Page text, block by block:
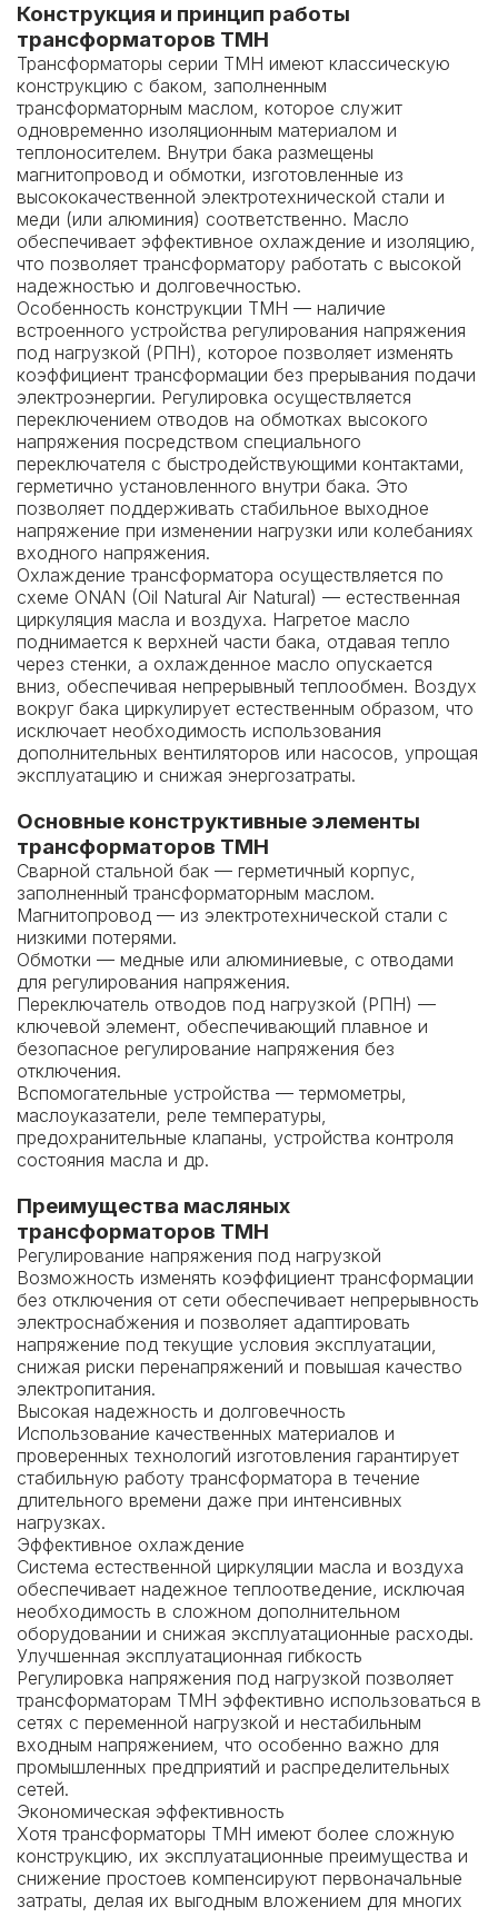
Конструкция и принцип работы
трансформаторов ТМН
Трансформаторы серии ТМН имеют классическую
конструкцию с баком, заполненным
трансформаторным маслом, которое служит
одновременно изоляционным материалом и
теплоносителем. Внутри бака размещены
магнитопровод и обмотки, изготовленные из
высококачественной электротехнической стали и
меди (или алюминия) соответственно. Масло
обеспечивает эффективное охлаждение и изоляцию,
что позволяет трансформатору работать с высокой
надежностью и долговечностью.
Особенность конструкции ТМН — наличие
встроенного устройства регулирования напряжения
под нагрузкой (РПН), которое позволяет изменять
коэффициент трансформации без прерывания подачи
электроэнергии. Регулировка осуществляется
переключением отводов на обмотках высокого
напряжения посредством специального
переключателя с быстродействующими контактами,
герметично установленного внутри бака. Это
позволяет поддерживать стабильное выходное
напряжение при изменении нагрузки или колебаниях
входного напряжения.
Охлаждение трансформатора осуществляется по
схеме ONAN (Oil Natural Air Natural) — естественная
циркуляция масла и воздуха. Нагретое масло
поднимается к верхней части бака, отдавая тепло
через стенки, а охлажденное масло опускается
вниз, обеспечивая непрерывный теплообмен. Воздух
вокруг бака циркулирует естественным образом, что
исключает необходимость использования
дополнительных вентиляторов или насосов, упрощая
эксплуатацию и снижая энергозатраты.
Основные конструктивные элементы
трансформаторов ТМН
Сварной стальной бак — герметичный корпус,
заполненный трансформаторным маслом.
Магнитопровод — из электротехнической стали с
низкими потерями.
Обмотки — медные или алюминиевые, с отводами
для регулирования напряжения.
Переключатель отводов под нагрузкой (РПН) —
ключевой элемент, обеспечивающий плавное и
безопасное регулирование напряжения без
отключения.
Вспомогательные устройства — термометры,
маслоуказатели, реле температуры,
предохранительные клапаны, устройства контроля
состояния масла и др.
Преимущества масляных
трансформаторов ТМН
Регулирование напряжения под нагрузкой
Возможность изменять коэффициент трансформации
без отключения от сети обеспечивает непрерывность
электроснабжения и позволяет адаптировать
напряжение под текущие условия эксплуатации,
снижая риски перенапряжений и повышая качество
электропитания.
Высокая надежность и долговечность
Использование качественных материалов и
проверенных технологий изготовления гарантирует
стабильную работу трансформатора в течение
длительного времени даже при интенсивных
нагрузках.
Эффективное охлаждение
Система естественной циркуляции масла и воздуха
обеспечивает надежное теплоотведение, исключая
необходимость в сложном дополнительном
оборудовании и снижая эксплуатационные расходы.
Улучшенная эксплуатационная гибкость
Регулировка напряжения под нагрузкой позволяет
трансформаторам ТМН эффективно использоваться в
сетях с переменной нагрузкой и нестабильным
входным напряжением, что особенно важно для
промышленных предприятий и распределительных
сетей.
Экономическая эффективность
Хотя трансформаторы ТМН имеют более сложную
конструкцию, их эксплуатационные преимущества и
снижение простоев компенсируют первоначальные
затраты, делая их выгодным вложением для многих